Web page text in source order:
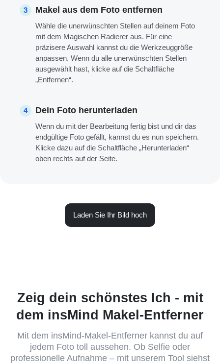
3 Makel aus dem Foto entfernen
Wähle die unerwünschten Stellen auf deinem Foto
mit dem Magischen Radierer aus. Für eine
präzisere Auswahl kannst du die Werkzeuggröße
anpassen. Wenn du alle unerwünschten Stellen
ausgewählt hast, klicke auf die Schaltfläche
„Entfernen“.
4 Dein Foto herunterladen
Wenn du mit der Bearbeitung fertig bist und dir das
endgültige Foto gefällt, kannst du es nun speichern.
Klicke dazu auf die Schaltfläche „Herunterladen“
oben rechts auf der Seite.
Laden Sie Ihr Bild hoch
Zeig dein schönstes Ich - mit
dem insMind Makel-Entferner
Mit dem insMind-Makel-Entferner kannst du auf
jedem Foto toll aussehen. Ob Selfie oder
professionelle Aufnahme – mit unserem Tool siehst